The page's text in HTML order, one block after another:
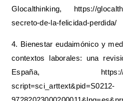
Glocalthinking, https://
secreto-de-la-felicidad-perdida/
4. Bienestar eudaimónico y
contextos laborales: una
España, https://
script=sci_arttext&pid=S0212-